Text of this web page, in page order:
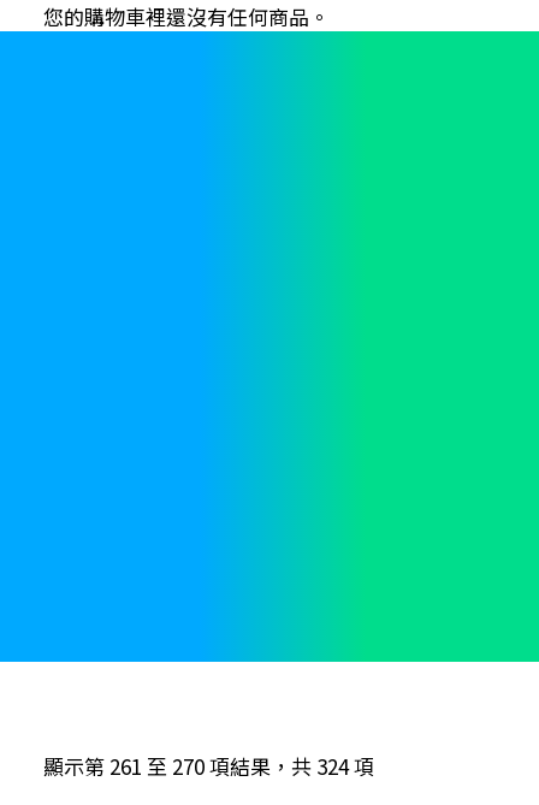
您的購物車裡還沒有任何商品。
顯示第 261 至 270 項結果，共 324 項